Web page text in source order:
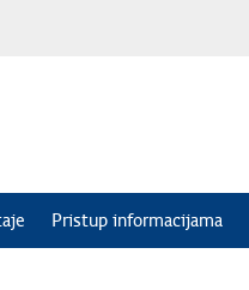
Pristup informacijama